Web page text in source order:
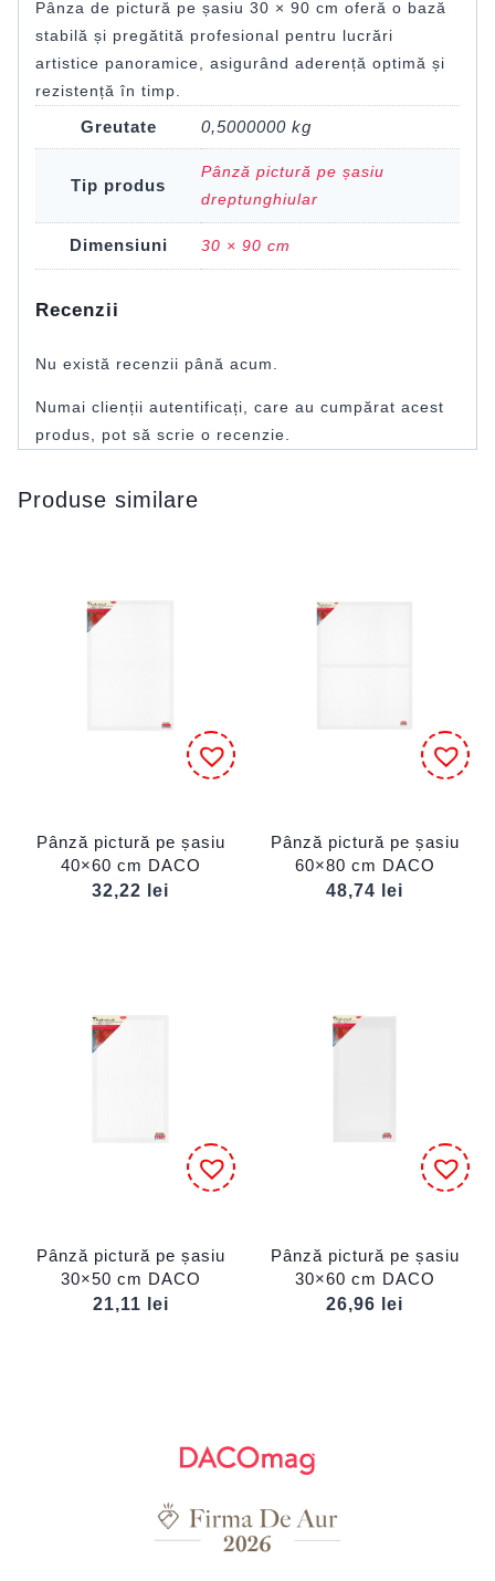
Pânza de pictură pe șasiu 30 × 90 cm oferă o bază
stabilă și pregătită profesional pentru lucrări
artistice panoramice, asigurând aderență optimă și
rezistență în timp.
Greutate 0,5000000 kg
Tip produs
Pânză pictură pe șasiu
dreptunghiular
Dimensiuni 30 × 90 cm
Recenzii
Nu există recenzii până acum.
Numai clienții autentificați, care au cumpărat acest
produs, pot să scrie o recenzie.
Produse similare
Pânză pictură pe șasiu
40×60 cm DACO
32,22
lei
Pânză pictură pe șasiu
60×80 cm DACO
48,74
lei
Pânză pictură pe șasiu
30×50 cm DACO
21,11
lei
Pânză pictură pe șasiu
30×60 cm DACO
26,96
lei